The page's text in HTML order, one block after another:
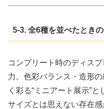
5-3. 全6種を並べたとき
コンプリート時のディス
力。色彩バランス・造形
く彩る“ミニアート展示”
サイズとは思えない存在感